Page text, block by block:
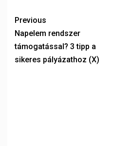
Previous
Napelem rendszer
támogatással? 3 tipp a
sikeres pályázathoz (X)